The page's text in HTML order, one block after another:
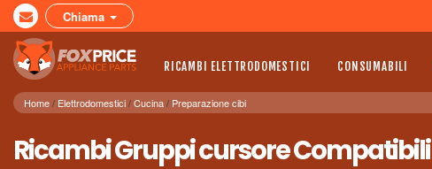
Chiama
RICAMBI ELETTRODOMESTICI CONSUMABILI
Home Elettrodomestici Cucina Preparazione cibi
Ricambi Gruppi cursore